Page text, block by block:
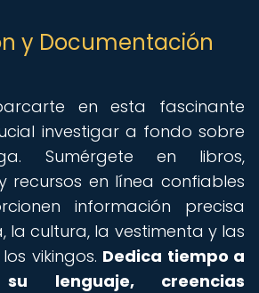
y Documentación
en esta fascinante
investigar a fondo sobre
Sumérgete en libros,
recursos en línea confiables
información precisa
la cultura, la vestimenta y las
vikingos. Dedica tiempo a
su lenguaje, creencias